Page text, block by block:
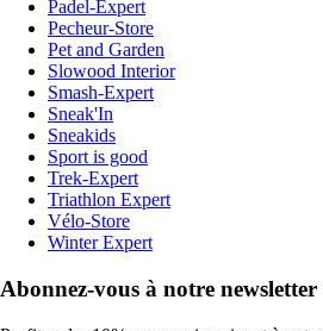
Padel-Expert
Pecheur-Store
Pet and Garden
Slowood Interior
Smash-Expert
Sneak'In
Sneakids
Sport is good
Trek-Expert
Triathlon Expert
Vélo-Store
Winter Expert
Abonnez-vous à notre newsletter